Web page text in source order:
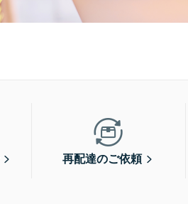
再配達のご依頼